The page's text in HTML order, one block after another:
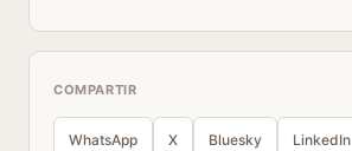
COMPARTIR
WhatsApp X Bluesky LinkedIn